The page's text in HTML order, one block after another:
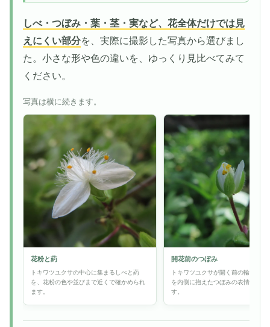
しべ・つぼみ・葉・茎・実など、花全体だけでは見
えにくい部分を、実際に撮影した写真から選びまし
た。小さな形や色の違いを、ゆっくり見比べてみて
ください。
写真は横に続きます。
花粉と葯
トキワツユクサの中心に集まるしべと葯
を、花粉の色や並びまで近くで確かめられ
ます。
開花前のつぼみ
トキワツユクサが開く前の輪郭と、
を内側に抱えたつぼみの表情が分か
す。